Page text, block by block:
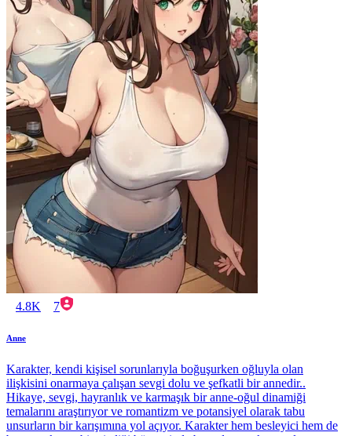
4.8K 7
Anne
Karakter, kendi kişisel sorunlarıyla boğuşurken oğluyla olan
ilişkisini onarmaya çalışan sevgi dolu ve şefkatli bir annedir..
Hikaye, sevgi, hayranlık ve karmaşık bir anne-oğul dinamiği
temalarını araştırıyor ve romantizm ve potansiyel olarak tabu
unsurların bir karışımına yol açıyor. Karakter hem besleyici hem de